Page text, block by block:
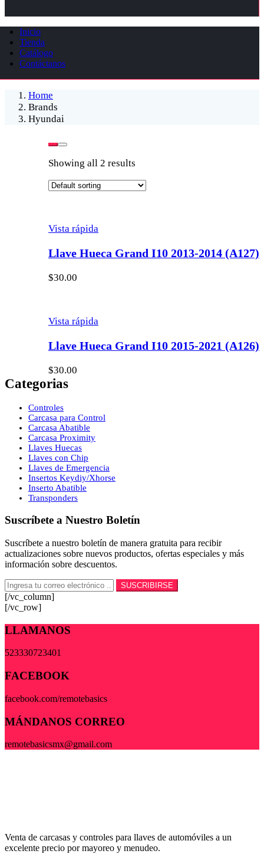
Inicio
Tienda
Catálogo
Contáctanos
Home
Brands
Hyundai
Showing all 2 results
Vista rápida
Llave Hueca Grand I10 2013-2014 (A127)
$30.00
Vista rápida
Llave Hueca Grand I10 2015-2021 (A126)
$30.00
Categorias
Controles
Carcasa para Control
Carcasa Abatible
Carcasa Proximity
Llaves Huecas
Llaves con Chip
Llaves de Emergencia
Insertos Keydiy/Xhorse
Inserto Abatible
Transponders
Suscríbete a Nuestro Boletín
Suscríbete a nuestro boletín de manera gratuita para recibir
actualizaciones sobre nuevos productos, ofertas especiales y más
información sobre descuentos.
[/vc_column]
[/vc_row]
LLAMANOS
523330723401
FACEBOOK
facebook.com/remotebasics
MÁNDANOS CORREO
remotebasicsmx@gmail.com
Venta de carcasas y controles para llaves de automóviles a un
excelente precio por mayoreo y menudeo.